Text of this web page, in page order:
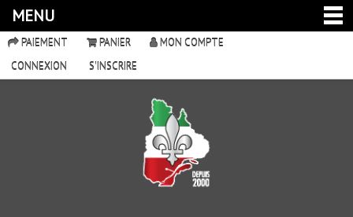
MENU
PAIEMENT PANIER
MON COMPTE
CONNEXION
S'INSCRIRE